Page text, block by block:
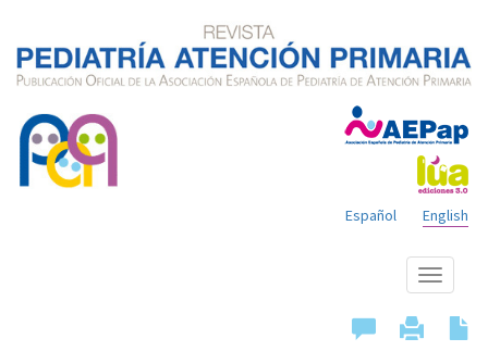
English
Español
Show
menu